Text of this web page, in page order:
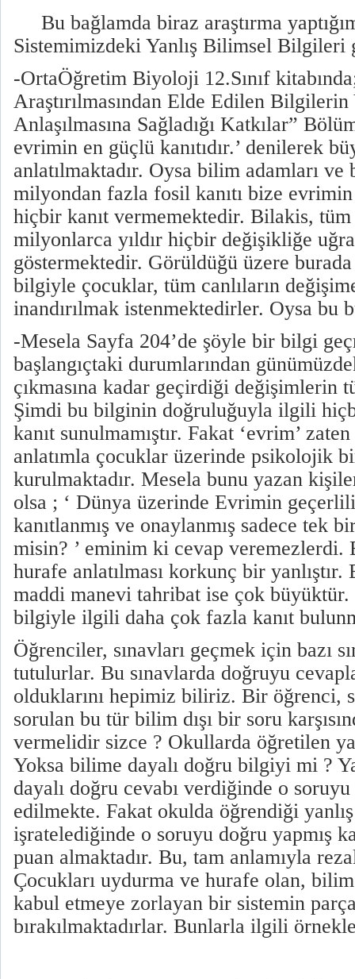
Bu bağlamda biraz araştırma
Sistemimizdeki Yanlış Bilimsel
-OrtaÖğretim Biyoloji 12.Sınıf
Araştırılmasından Elde Edilen Bilgilerin
Anlaşılmasına Sağladığı Katkılar”
evrimin en güçlü kanıtıdır.’ denilerek
anlatılmaktadır. Oysa bilim adamları ve
milyondan fazla fosil kanıtı bize
hiçbir kanıt vermemektedir. Bilakis, tüm
milyonlarca yıldır hiçbir değişikliğe
göstermektedir. Görüldüğü üzere
bilgiyle çocuklar, tüm canlıların
inandırılmak istenmektedirler. Oysa bu
-Mesela Sayfa 204’de şöyle bir bilgi
başlangıçtaki durumlarından
çıkmasına kadar geçirdiği değişimlerin
Şimdi bu bilginin doğruluğuyla ilgili
kanıt sunulmamıştır. Fakat ‘evrim’
anlatımla çocuklar üzerinde psikolojik
kurulmaktadır. Mesela bunu yazan
olsa ; ‘ Dünya üzerinde Evrimin
kanıtlanmış ve onaylanmış sadece tek
misin? ’ eminim ki cevap veremezlerdi.
hurafe anlatılması korkunç bir
maddi manevi tahribat ise çok büyüktür.
bilgiyle ilgili daha çok fazla kanıt
Öğrenciler, sınavları geçmek için bazı
tutulurlar. Bu sınavlarda doğruyu
olduklarını hepimiz biliriz. Bir öğrenci,
sorulan bu tür bilim dışı bir soru
vermelidir sizce ? Okullarda öğretilen
Yoksa bilime dayalı doğru bilgiyi mi ?
dayalı doğru cevabı verdiğinde o soruyu
edilmekte. Fakat okulda öğrendiği
işratelediğinde o soruyu doğru yapmış
puan almaktadır. Bu, tam anlamıyla
Çocukları uydurma ve hurafe olan,
kabul etmeye zorlayan bir sistemin
bırakılmaktadırlar. Bunlarla ilgili